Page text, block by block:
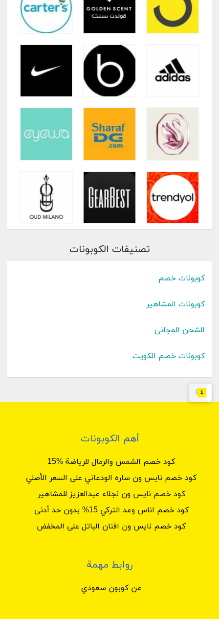
1
تصنيفات الكوبونات
كوبونات خصم
كوبونات المشاهير
الشحن المجاني
كوبونات خصم الكويت
أهم الكوبونات
كود خصم الشمس والرمال للرياضة %15
كود خصم نايس ون ساره الودعاني على السعر الأصلي
كود خصم نايس ون نجلاء عبدالعزيز للمشاهير
كود خصم اناس وعد التركي 15% بدون حد أدنى
كود خصم نايس ون افنان الباتل على المخفض
روابط مهمة
عن كوبون سعودي